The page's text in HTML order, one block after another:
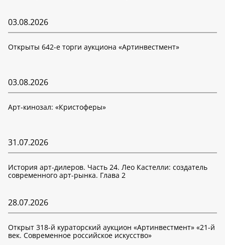
03.08.2026
Открыты 642-е торги аукциона «Артинвестмент»
03.08.2026
Арт-кинозал: «Кристоферы»
31.07.2026
История арт-дилеров. Часть 24. Лео Кастелли: создатель
современного арт-рынка. Глава 2
28.07.2026
Открыт 318-й кураторский аукцион «Артинвестмент» «21-й
век. Современное российское искусство»